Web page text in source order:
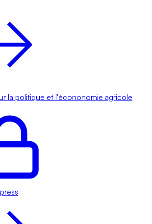
la politique et l'écononomie agricole